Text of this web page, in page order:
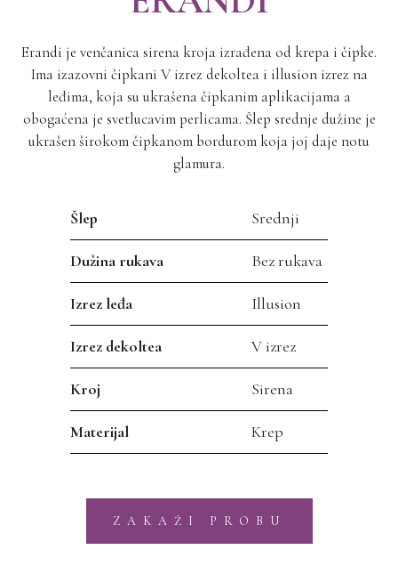
Erandi je venčanica sirena kroja izrađena od krepa i čipke.
Ima izazovni čipkani V izrez dekoltea i illusion izrez na
leđima, koja su ukrašena čipkanim aplikacijama a
obogaćena je svetlucavim perlicama. Šlep srednje dužine je
ukrašen širokom čipkanom bordurom koja joj daje notu
glamura.
Šlep Srednji
Dužina rukava Bez rukava
Izrez leđa Illusion
Izrez dekoltea V izrez
Kroj Sirena
Materijal Krep
ZAKAŽI PROBU